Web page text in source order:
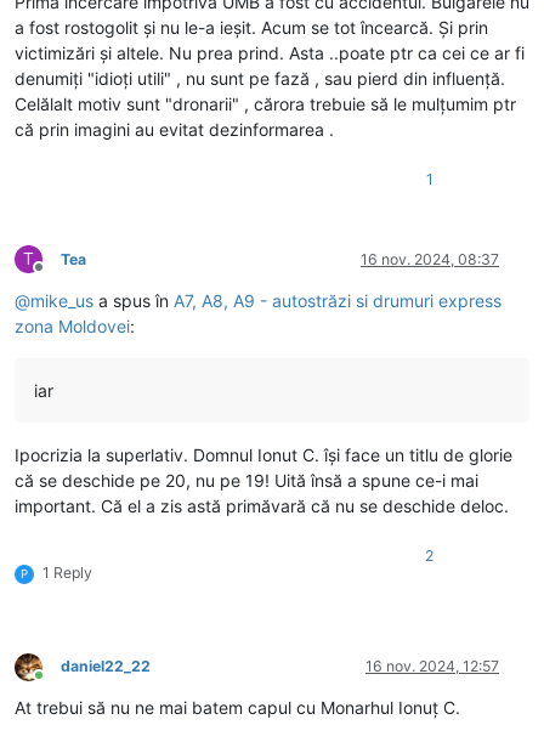
a fost rostogolit și nu le-a ieșit. Acum se tot încearcă. Și prin
victimizări și altele. Nu prea prind. Asta ..poate ptr ca cei ce ar fi
denumiți "idioți utili" , nu sunt pe fază , sau pierd din influență.
Celălalt motiv sunt "dronarii" , cărora trebuie să le mulțumim ptr
că prin imagini au evitat dezinformarea .
1
T
Deconectat
Tea 16 nov. 2024, 08:37
@mike_us a spus în A7, A8, A9 - autostrăzi si drumuri express
zona Moldovei:
iar
Ipocrizia la superlativ. Domnul Ionut C. își face un titlu de glorie
că se deschide pe 20, nu pe 19! Uită însă a spune ce-i mai
important. Că el a zis astă primăvară că nu se deschide deloc.
P 1 Reply
2
Conectat
daniel22_22 16 nov. 2024, 12:57
At trebui să nu ne mai batem capul cu Monarhul Ionuț C.